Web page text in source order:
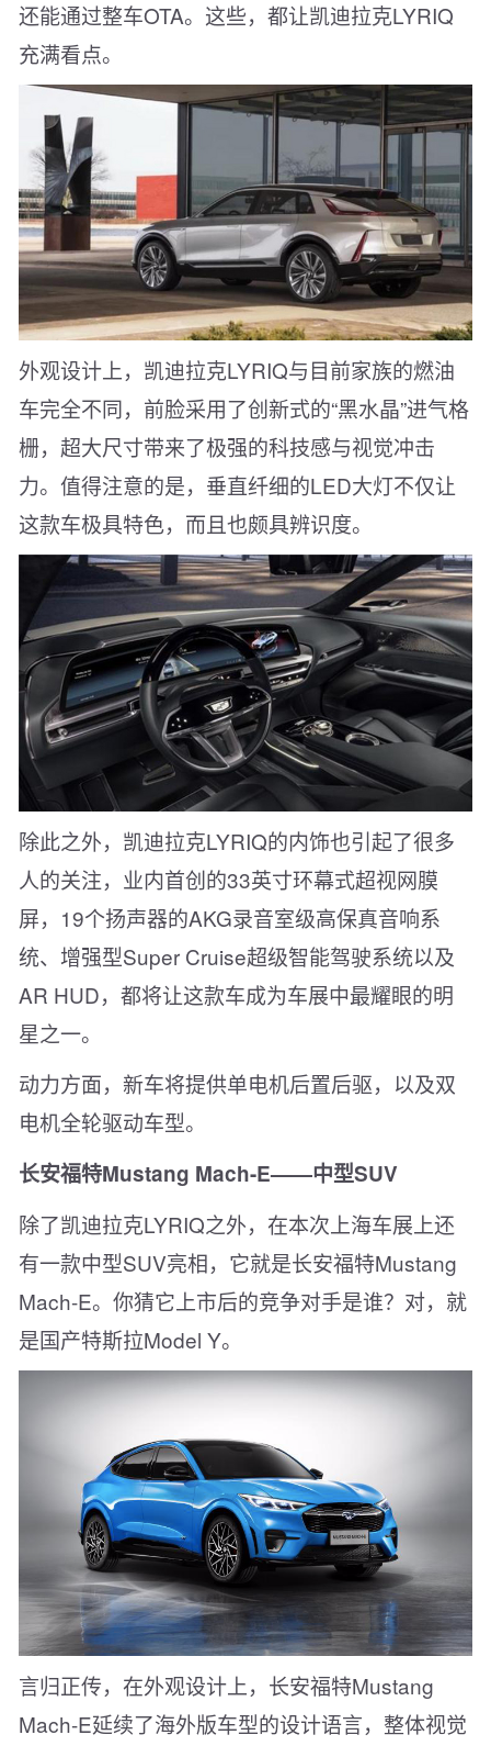
还能通过整车OTA。这些，都让凯迪拉克LYRIQ
充满看点。
外观设计上，凯迪拉克LYRIQ与目前家族的燃油
车完全不同，前脸采用了创新式的“黑水晶”进气格
栅，超大尺寸带来了极强的科技感与视觉冲击
力。值得注意的是，垂直纤细的LED大灯不仅让
这款车极具特色，而且也颇具辨识度。
除此之外，凯迪拉克LYRIQ的内饰也引起了很多
人的关注，业内首创的33英寸环幕式超视网膜
屏，19个扬声器的AKG录音室级高保真音响系
统、增强型Super Cruise超级智能驾驶系统以及
AR HUD，都将让这款车成为车展中最耀眼的明
星之一。
动力方面，新车将提供单电机后置后驱，以及双
电机全轮驱动车型。
长安福特Mustang Mach-E——中型SUV
除了凯迪拉克LYRIQ之外，在本次上海车展上还
有一款中型SUV亮相，它就是长安福特Mustang
Mach-E。你猜它上市后的竞争对手是谁？对，就
是国产特斯拉Model Y。
言归正传，在外观设计上，长安福特Mustang
Mach-E延续了海外版车型的设计语言，整体视觉